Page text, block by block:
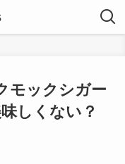
モックシガー
しくない？